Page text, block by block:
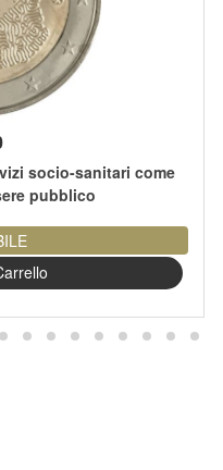
socio-sanitari come
pubblico